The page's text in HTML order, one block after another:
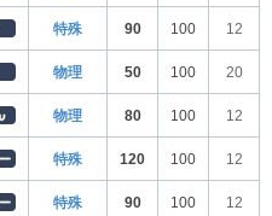
特殊 90 100 12
物理 50 100 20
物理 80 100 12
特殊 120 100 12
特殊 90 100 12